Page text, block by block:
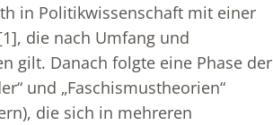
in Politikwissenschaft mit einer
, die nach Umfang und
gilt. Danach folgte eine Phase der
und „Faschismustheorien“
die sich in mehreren